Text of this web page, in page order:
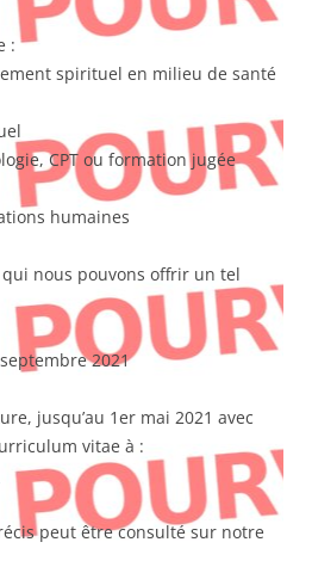
:
spirituel en milieu de santé
CPT ou formation jugée
humaines
nous pouvons offrir un tel
2021
jusqu’au 1er mai 2021 avec
vitae à :
peut être consulté sur notre